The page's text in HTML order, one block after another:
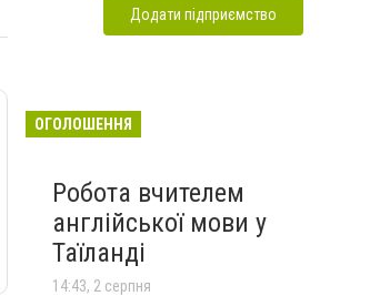
Додати підприємство
ОГОЛОШЕННЯ
Робота вчителем
англійської мови у
Таїланді
14:43, 2 серпня